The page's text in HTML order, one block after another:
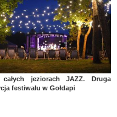
całych jeziorach JAZZ. Druga
festiwalu w Gołdapi